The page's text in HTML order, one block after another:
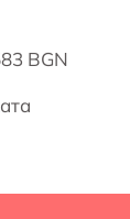
BGN